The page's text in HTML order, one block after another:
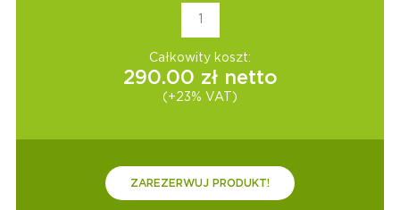
Całkowity koszt:
290.00 zł netto
(+23% VAT)
ZAREZERWUJ PRODUKT!